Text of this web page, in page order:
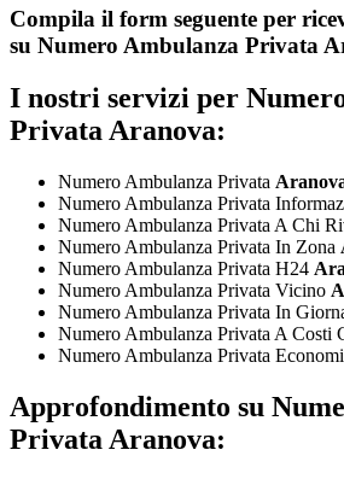
Compila il form seguente per
su Numero Ambulanza Privata
I nostri servizi per
Privata Aranova:
Numero Ambulanza Privata
Numero Ambulanza Privata
Numero Ambulanza Privata A Chi
Numero Ambulanza Privata In Zona
Numero Ambulanza Privata H24
Numero Ambulanza Privata Vicino
Numero Ambulanza Privata In
Numero Ambulanza Privata A Costi
Numero Ambulanza Privata
Approfondimento su
Privata Aranova: